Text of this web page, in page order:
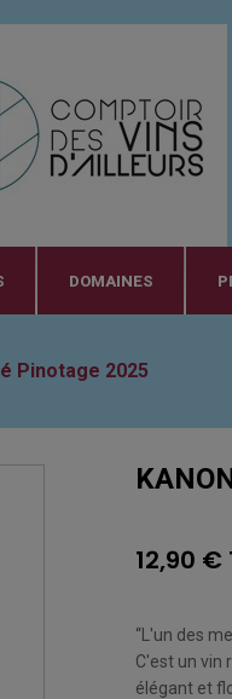
DOMAINES
Pinotage 2025
12,90 €
“L'un des
C'est un vin
élégant et